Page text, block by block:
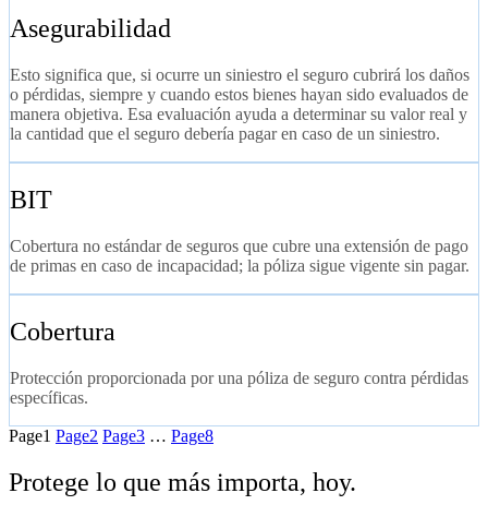
Asegurabilidad
Esto significa que, si ocurre un siniestro el seguro cubrirá los daños
o pérdidas, siempre y cuando estos bienes hayan sido evaluados de
manera objetiva. Esa evaluación ayuda a determinar su valor real y
la cantidad que el seguro debería pagar en caso de un siniestro.
BIT
Cobertura no estándar de seguros que cubre una extensión de pago
de primas en caso de incapacidad; la póliza sigue vigente sin pagar.
Cobertura
Protección proporcionada por una póliza de seguro contra pérdidas
específicas.
Page1 Page2 Page3 … Page8
Protege lo que más importa, hoy.